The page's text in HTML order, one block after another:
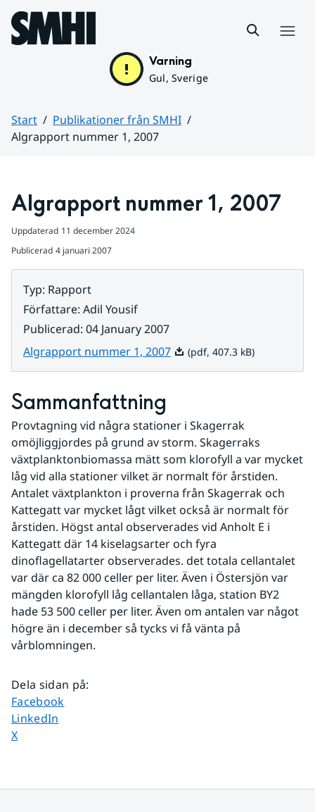
Hoppa till sidans innehåll
Varning
Gul, Sverige
Start
Publikationer från SMHI
Algrapport nummer 1, 2007
Algrapport nummer 1, 2007
Uppdaterad 11 december 2024
Publicerad 4 januari 2007
Typ: Rapport
Författare: Adil Yousif
Publicerad: 04 January 2007
Algrapport nummer 1, 2007Pdf, 407.3 kB.
(pdf, 407.3 kB)
Sammanfattning
Provtagning vid några stationer i Skagerrak
omöjliggjordes på grund av storm. Skagerraks
växtplanktonbiomassa mätt som klorofyll a var mycket
låg vid alla stationer vilket är normalt för årstiden.
Antalet växtplankton i proverna från Skagerrak och
Kattegatt var mycket lågt vilket också är normalt för
årstiden. Högst antal observerades vid Anholt E i
Kattegatt där 14 kiselagsarter och fyra
dinoflagellatarter observerades. det totala cellantalet
var där ca 82 000 celler per liter. Även i Östersjön var
mängden klorofyll låg cellantalen låga, station BY2
hade 53 500 celler per liter. Även om antalen var något
högre än i december så tycks vi få vänta på
vårblomningen.
Dela sidan på:
Dela sidan på
Facebook
Dela sidan på
LinkedIn
Dela sidan på
X